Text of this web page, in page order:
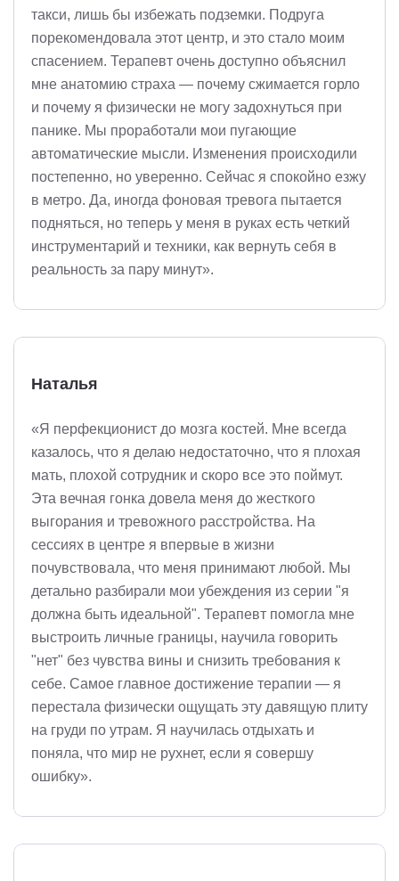
такси, лишь бы избежать подземки. Подруга
порекомендовала этот центр, и это стало моим
спасением. Терапевт очень доступно объяснил
мне анатомию страха — почему сжимается горло
и почему я физически не могу задохнуться при
панике. Мы проработали мои пугающие
автоматические мысли. Изменения происходили
постепенно, но уверенно. Сейчас я спокойно езжу
в метро. Да, иногда фоновая тревога пытается
подняться, но теперь у меня в руках есть четкий
инструментарий и техники, как вернуть себя в
реальность за пару минут».
Наталья
«Я перфекционист до мозга костей. Мне всегда
казалось, что я делаю недостаточно, что я плохая
мать, плохой сотрудник и скоро все это поймут.
Эта вечная гонка довела меня до жесткого
выгорания и тревожного расстройства. На
сессиях в центре я впервые в жизни
почувствовала, что меня принимают любой. Мы
детально разбирали мои убеждения из серии "я
должна быть идеальной". Терапевт помогла мне
выстроить личные границы, научила говорить
"нет" без чувства вины и снизить требования к
себе. Самое главное достижение терапии — я
перестала физически ощущать эту давящую плиту
на груди по утрам. Я научилась отдыхать и
поняла, что мир не рухнет, если я совершу
ошибку».